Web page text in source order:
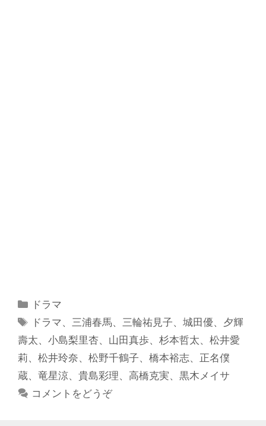
カ
テ
リ
ー
ドラマ
タ
グ
ドラマ、 三浦春馬、 三輪祐見子、城田優、 夕輝
壽太、 小島梨里杏、 山田真歩、 杉本哲太、 松井愛
莉、 松井玲奈、 松野千鶴子、 橋本裕志、 正名僕
蔵、 竜星涼、 貴島彩理、 高橋克実、 黒木メイサ
コメントをどうぞ